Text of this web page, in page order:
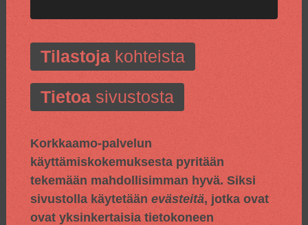
Tilastojakohteista
Tietoasivustosta
Korkkaamo-palvelun
käyttämiskokemuksesta pyritään
tekemään mahdollisimman hyvä. Siksi
sivustolla käytetään evästeitä, jotka ovat
ovat yksinkertaisia tietokoneen